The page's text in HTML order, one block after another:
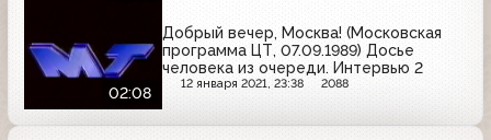
02:08
Добрый вечер, Москва! (Московская
программа ЦТ, 07.09.1989) Досье
человека из очереди. Интервью 2
12 января 2021, 23:38 2088